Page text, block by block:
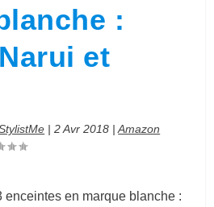
:
et
|2 Avr 2018 |Amazon